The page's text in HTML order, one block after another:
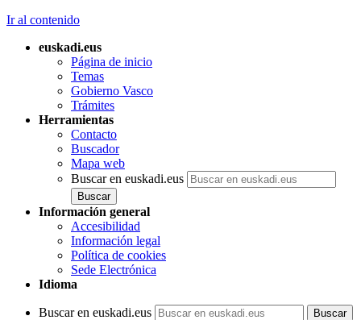
Ir al contenido
euskadi.eus
Página de inicio
Temas
Gobierno Vasco
Trámites
Herramientas
Contacto
Buscador
Mapa web
Buscar en euskadi.eus
Información general
Accesibilidad
Información legal
Política de cookies
Sede Electrónica
Idioma
Buscar en euskadi.eus